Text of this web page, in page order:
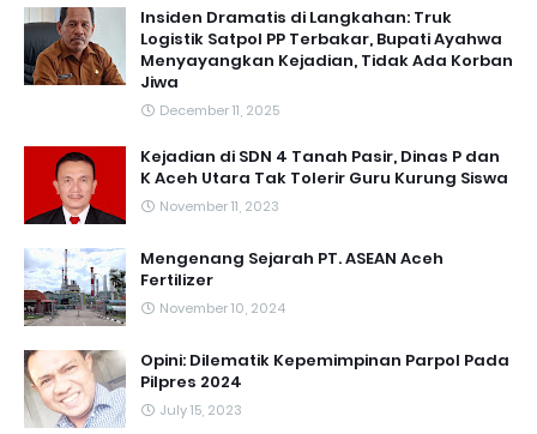
Insiden Dramatis di Langkahan: Truk
Logistik Satpol PP Terbakar, Bupati Ayahwa
Menyayangkan Kejadian, Tidak Ada Korban
Jiwa
December 11, 2025
Kejadian di SDN 4 Tanah Pasir, Dinas P dan
K Aceh Utara Tak Tolerir Guru Kurung Siswa
November 11, 2023
Mengenang Sejarah PT. ASEAN Aceh
Fertilizer
November 10, 2024
Opini: Dilematik Kepemimpinan Parpol Pada
Pilpres 2024
July 15, 2023